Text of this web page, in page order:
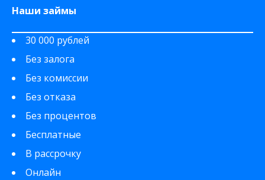
Наши займы
30 000 рублей
Без залога
Без комиссии
Без отказа
Без процентов
Бесплатные
В рассрочку
Онлайн